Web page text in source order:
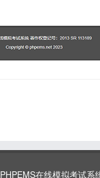
PHPEMS在线模拟考试